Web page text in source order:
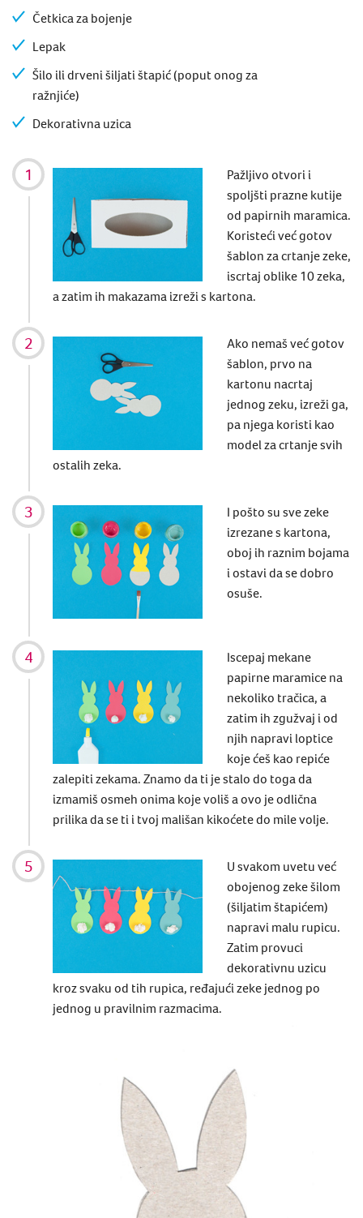
Četkica za bojenje
Lepak
Šilo ili drveni šiljati štapić (poput onog za
ražnjiće)
Dekorativna uzica
Pažljivo otvori i
spoljšti prazne kutije
od papirnih maramica.
Koristeći već gotov
šablon za crtanje zeke,
iscrtaj oblike 10 zeka,
a zatim ih makazama izreži s kartona.
Ako nemaš već gotov
šablon, prvo na
kartonu nacrtaj
jednog zeku, izreži ga,
pa njega koristi kao
model za crtanje svih
ostalih zeka.
I pošto su sve zeke
izrezane s kartona,
oboj ih raznim bojama
i ostavi da se dobro
osuše.
Iscepaj mekane
papirne maramice na
nekoliko tračica, a
zatim ih zgužvaj i od
njih napravi loptice
koje ćeš kao repiće
zalepiti zekama. Znamo da ti je stalo do toga da
izmamiš osmeh onima koje voliš a ovo je odlična
prilika da se ti i tvoj mališan kikoćete do mile volje.
U svakom uvetu već
obojenog zeke šilom
(šiljatim štapićem)
napravi malu rupicu.
Zatim provuci
dekorativnu uzicu
kroz svaku od tih rupica, ređajući zeke jednog po
jednog u pravilnim razmacima.